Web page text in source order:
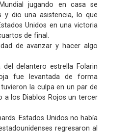
jugando en casa se
y dio una asistencia, lo que
Unidos en una victoria
de final.
de avanzar y hacer algo
delantero estrella Folarin
fue levantada de forma
la culpa en un par de
a los Diablos Rojos un tercer
Estados Unidos no había
regresaron al